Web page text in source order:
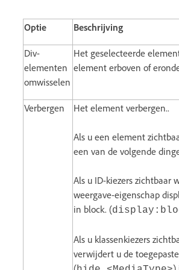
Optie Beschrijving
Div-
elementen
omwisselen
Het geselecteerde
element erboven of
Verbergen Het element verbergen..
Als u een element
een van de volgende
Als u ID-kiezers zichtbaar
weergave-eigenschap
in block. (
Als u klassenkiezers
verwijdert u de